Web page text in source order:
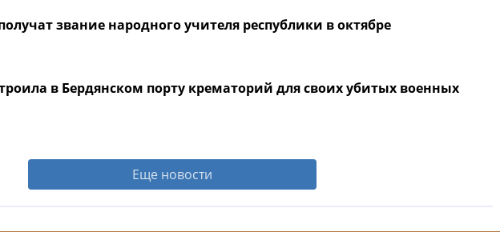
звание народного учителя республики в октябре
в Бердянском порту крематорий для своих убитых военных
Еще новости